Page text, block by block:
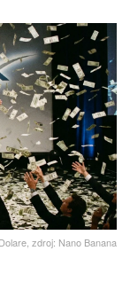
zdroj: Nano Banana